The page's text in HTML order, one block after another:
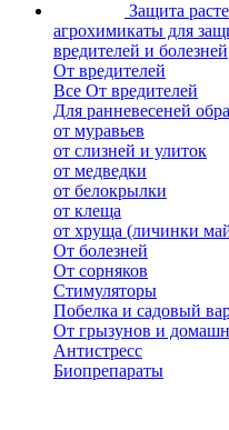
Защита
агрохимикаты для
вредителей и болезней
От вредителей
Все От вредителей
Для ранневесеней
от муравьев
от слизней и улиток
от медведки
от белокрылки
от клеща
от хруща (личинки
От болезней
От сорняков
Стимуляторы
Побелка и садовый
От грызунов и
Антистресс
Биопрепараты